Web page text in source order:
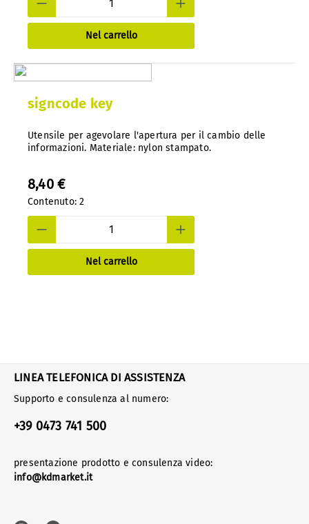
Nel carrello
signcode key
Utensile per agevolare l'apertura per il cambio delle
informazioni. Materiale: nylon stampato.
8,40 €
Contenuto:2
Nel carrello
LINEA TELEFONICA DI ASSISTENZA
Supporto e consulenza al numero:
+39 0473 741 500
presentazione prodotto e consulenza video:
info@kdmarket.it